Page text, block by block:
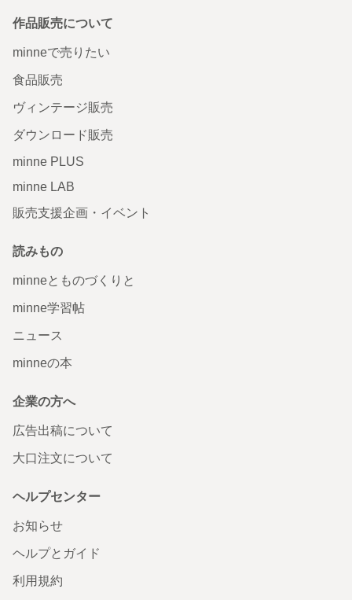
作品販売について
minneで売りたい
食品販売
ヴィンテージ販売
ダウンロード販売
minne PLUS
minne LAB
販売支援企画・イベント
読みもの
minneとものづくりと
minne学習帖
ニュース
minneの本
企業の方へ
広告出稿について
大口注文について
ヘルプセンター
お知らせ
ヘルプとガイド
利用規約